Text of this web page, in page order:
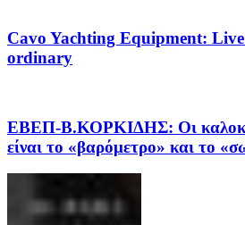
Cavo Yachting Equipment:
ordinary
EΒΕΠ-Β.ΚΟΡΚΙΔΗΣ: Οι
είναι το «βαρόμετρο» και το